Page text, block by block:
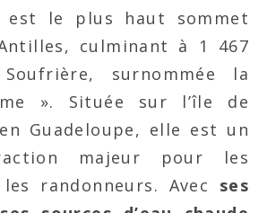
est le plus haut sommet
culminant à 1 467
surnommée la
». Située sur l’île de
Guadeloupe, elle est un
majeur pour les
randonneurs. Avec ses